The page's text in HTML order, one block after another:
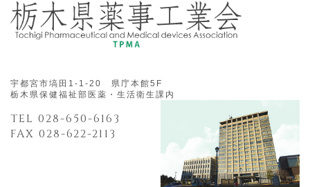
宇都宮市塙田1-1-20 県庁本館5F
栃木県保健福祉部医薬・生活衛生課内
TEL 028-650-6163
FAX 028-622-2113